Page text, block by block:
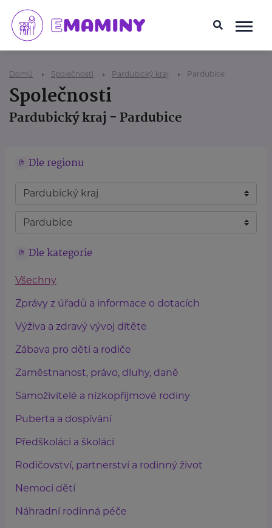
Domů Společnosti Pardubický kraj Pardubice
Společnosti
Pardubický kraj - Pardubice
Dle regionu
Dle kategorie
Všechny
Zprávy z úřadů a informace o dotacích
Výživa a zdravý vývoj dítěte
Zábava pro děti a rodiče
Zaměstnanost, právo, dluhy, daně
Samoživitelé a nízkopříjmové rodiny
Puberta a dospívání
Předškoláci a školáci
Rodičovství, partnerství a rodinný život
Nemoci dětí
Náhradní rodinná péče